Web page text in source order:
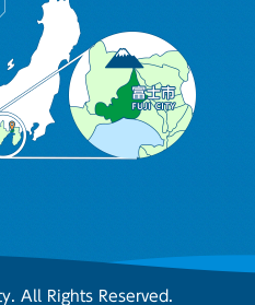
All Rights Reserved.